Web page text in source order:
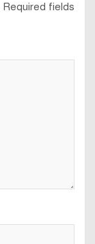
Required fields